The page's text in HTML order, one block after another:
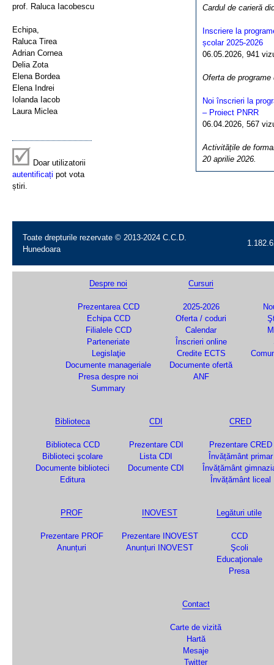
Cardul de carieră
Inscriere la
școlar 2025-2026
06.05.2026, 941
Oferta de programe
Noi înscrieri la
– Proiect PNRR
06.04.2026, 567
Activitățile de
20 aprilie 2026.
prof. Raluca Iacobescu
Echipa,
Raluca Tirea
Adrian Cornea
Delia Zota
Elena Bordea
Elena Indrei
Iolanda Iacob
Laura Miclea
Doar utilizatorii
autentificați pot vota
știri.
Toate drepturile rezervate © 2013-2024 C.C.D.
Hunedoara
Despre noi
Prezentarea CCD
Echipa CCD
Filialele CCD
Parteneriate
Legislaţie
Documente manageriale
Presa despre noi
Summary
Cursuri
2025-2026
Oferta / coduri
Calendar
Înscrieri online
Credite ECTS
Documente ofertă
ANF
Biblioteca
Biblioteca CCD
Biblioteci şcolare
Documente biblioteci
Editura
CDI
Prezentare CDI
Lista CDI
Documente CDI
CRED
Prezentare CRED
Învățământ primar
Învățământ
Învățământ liceal
PROF
Prezentare PROF
Anunțuri
INOVEST
Prezentare INOVEST
Anunțuri INOVEST
Legături utile
CCD
Şcoli
Educaţionale
Presa
Contact
Carte de vizită
Hartă
Mesaje
Twitter